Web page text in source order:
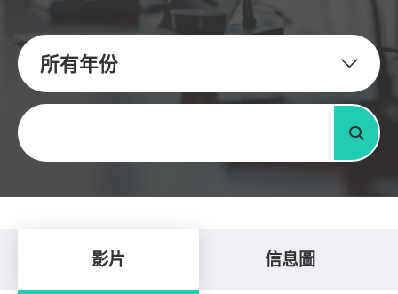
所有年份
關鍵字
搜尋
影片 信息圖